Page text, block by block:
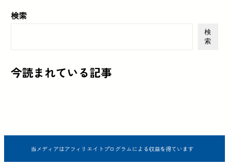
検索
検
索
今読まれている記事
当メディアはアフィリエイトプログラムによる収益を得ています